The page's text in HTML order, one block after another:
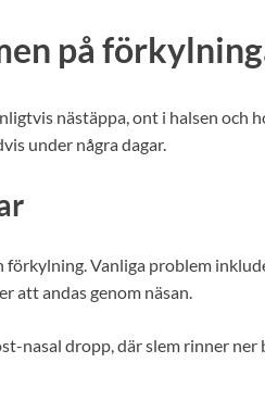
på
nästäppa, ont i halsen och
under några dagar.
Vanliga problem
att andas genom näsan.
nasal dropp, där slem rinner ner